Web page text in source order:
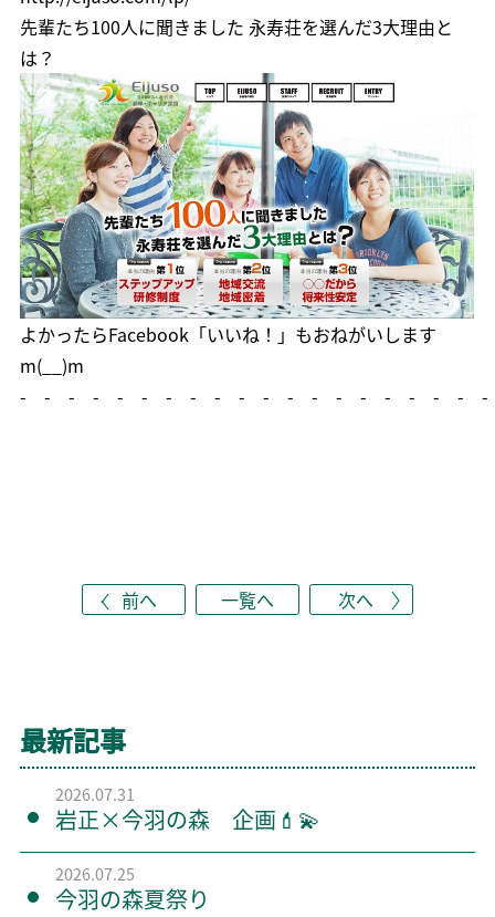
先輩たち100人に聞きました 永寿荘を選んだ3大理由と
は？
よかったらFacebook「いいね！」 もおねがいします
m(__)m
- - - - - - - - - - - - - - - - - - - -
前へ 一覧へ 次へ
最新記事
2026.07.31
岩正×今羽の森 企画💄💫
2026.07.25
今羽の森夏祭り